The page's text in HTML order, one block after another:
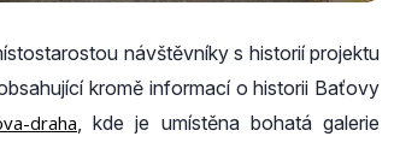
návštěvníky s historií projektu
kromě informací o historii Baťovy
draha, kde je umístěna bohatá galerie